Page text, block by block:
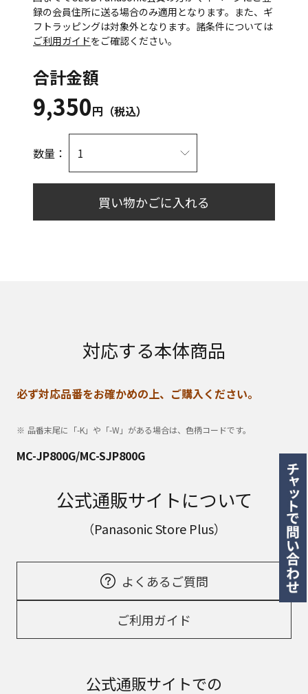
録の会員住所に送る場合のみ適用となります。また、ギ
フトラッピングは対象外となります。諸条件については
ご利用ガイドをご確認ください。
合計金額
9,350円（税込）
数量：
買い物かごに入れる
対応する本体商品
必ず対応品番をお確かめの上、ご購入ください。
品番末尾に「-K」や「-W」がある場合は、色柄コードです。
MC-JP800G/MC-SJP800G
公式通販サイトについて
（Panasonic Store Plus）
よくあるご質問
ご利用ガイド
公式通販サイトでの